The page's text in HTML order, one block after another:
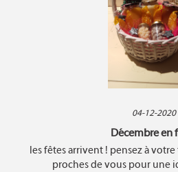
04-12-2020
Décembre en
les fêtes arrivent ! pensez à
proches de vous pour une